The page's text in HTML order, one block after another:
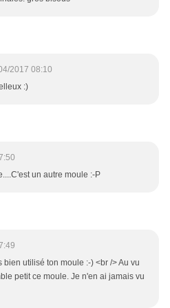
2017 08:10
:)
un autre moule :-P
bien utilisé ton moule :-) <br /> Au vu
petit ce moule. Je n'en ai jamais vu